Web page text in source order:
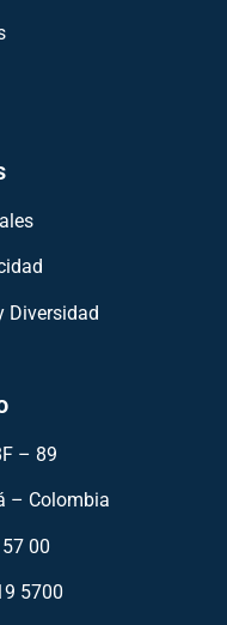
Diversidad
– 89
– Colombia
00
5700